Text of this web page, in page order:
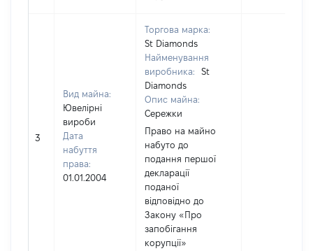
3
Вид майна:
Ювелірні
вироби
Дата
набуття
права:
01.01.2004
Торгова марка:
St Diamonds
Найменування
виробника:
St
Diamonds
Опис майна:
Сережки
Право на майно
набуто до
подання першої
декларації
поданої
відповідно до
Закону «Про
запобігання
корупції»